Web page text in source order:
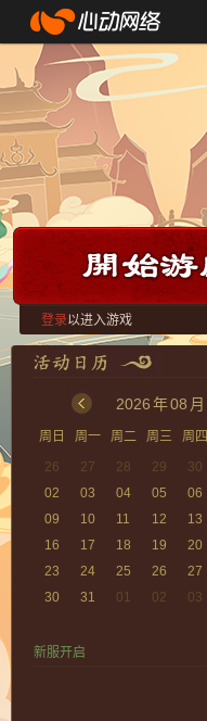
登录以进入游戏
2026年08 月
周日 周一 周二 周三 周四
26
27 28 29 30
02
03 04 05 06
09
10 11 12 13
16
17 18 19 20
23
24 25 26 27
30
31 01 02 03
新服开启